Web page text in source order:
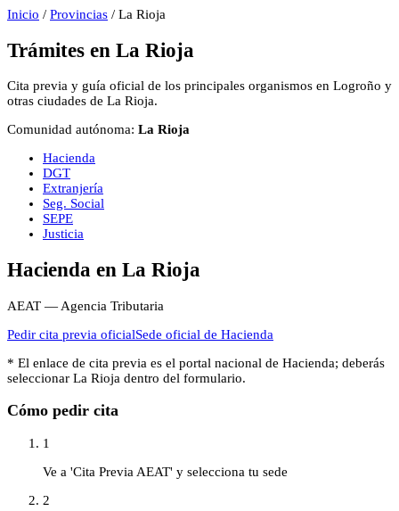
Inicio / Provincias / La Rioja
Trámites en La Rioja
Cita previa y guía oficial de los principales organismos en Logroño y
otras ciudades de La Rioja.
Comunidad autónoma: La Rioja
Hacienda
DGT
Extranjería
Seg. Social
SEPE
Justicia
Hacienda en La Rioja
AEAT — Agencia Tributaria
Pedir cita previa oficialSede oficial de Hacienda
* El enlace de cita previa es el portal nacional de Hacienda; deberás
seleccionar La Rioja dentro del formulario.
Cómo pedir cita
1
Ve a 'Cita Previa AEAT' y selecciona tu sede
2